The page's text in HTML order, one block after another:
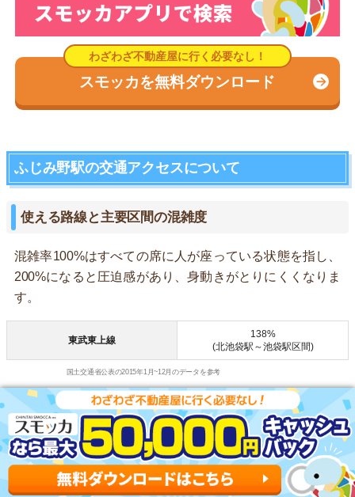
スモッカを無料ダウンロード
ふじみ野駅の交通アクセスについて
使える路線と主要区間の混雑度
混雑率100%はすべての席に人が座っている状態を指し、
200%になると圧迫感があり、身動きがとりにくくなりま
す。
東武東上線
138%
(北池袋駅～池袋駅区間)
国土交通省公表の2015年1月~12月のデータを参考
主要駅までの所要時間と乗り換え回数
所要時間 乗り換え回数
東京駅 約47分 1回